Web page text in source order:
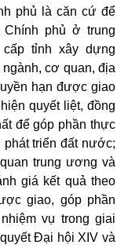
phủ là căn cứ để
phủ ở trung
tỉnh xây dựng
cơ quan, địa
hạn được giao
quyết liệt, đồng
để góp phần thực
phát triển đất nước;
trung ương và
giá kết quả theo
giao, góp phần
vụ trong giai
Đại hội XIV và